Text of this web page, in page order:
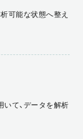
析可能な状態へ整え
いて、データを解析